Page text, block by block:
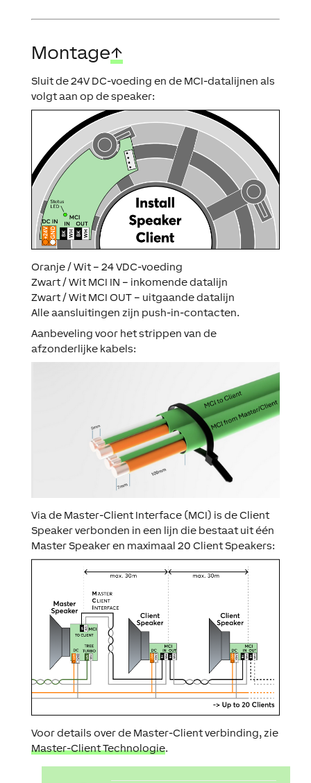
Montage↑
Sluit de 24V DC-voeding en de MCI-datalijnen als
volgt aan op de speaker:
Oranje / Wit – 24 VDC-voeding
Zwart / Wit MCI IN – inkomende datalijn
Zwart / Wit MCI OUT – uitgaande datalijn
Alle aansluitingen zijn push-in-contacten.
Aanbeveling voor het strippen van de
afzonderlijke kabels:
Via de Master-Client Interface (MCI) is de Client
Speaker verbonden in een lijn die bestaat uit één
Master Speaker en maximaal 20 Client Speakers:
Voor details over de Master-Client verbinding, zie
Master-Client Technologie.